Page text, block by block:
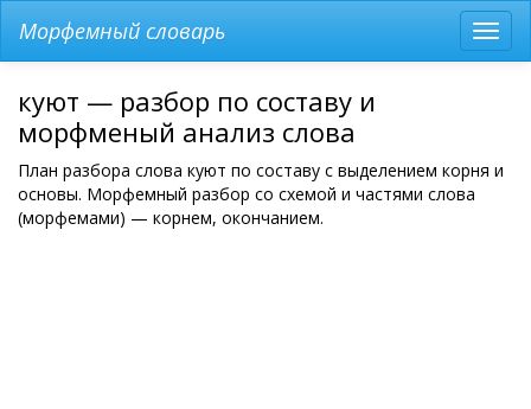
меню
Морфемный словарь
куют — разбор по составу и
морфменый анализ слова
План разбора слова куют по составу с выделением корня и
основы. Морфемный разбор со схемой и частями слова
(морфемами) — корнем, окончанием.